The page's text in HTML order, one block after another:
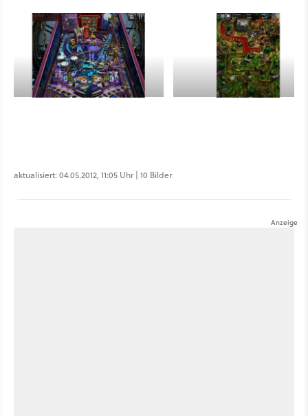
aktualisiert: 04.05.2012, 11:05 Uhr | 10 Bilder